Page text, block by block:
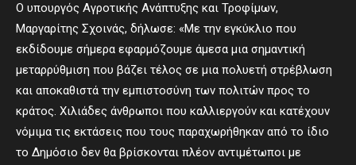
Ο υπουργός Αγροτικής Ανάπτυξης και Τροφίμων,
Μαργαρίτης Σχοινάς, δήλωσε: «Με την εγκύκλιο που
εκδίδουμε σήμερα εφαρμόζουμε άμεσα μια σημαντική
μεταρρύθμιση που βάζει τέλος σε μια πολυετή στρέβλωση
και αποκαθιστά την εμπιστοσύνη των πολιτών προς το
κράτος. Χιλιάδες άνθρωποι που καλλιεργούν και κατέχουν
νόμιμα τις εκτάσεις που τους παραχωρήθηκαν από το ίδιο
το Δημόσιο δεν θα βρίσκονται πλέον αντιμέτωποι με